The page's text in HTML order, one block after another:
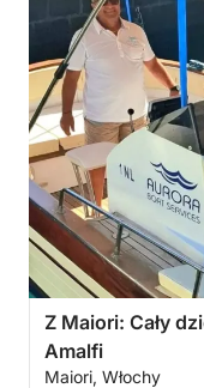
Z Maiori: Cały
Amalfi
Maiori, Włochy